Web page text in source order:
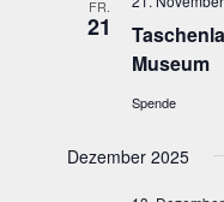
FR.
21
Museum
Spende
Dezember 2025